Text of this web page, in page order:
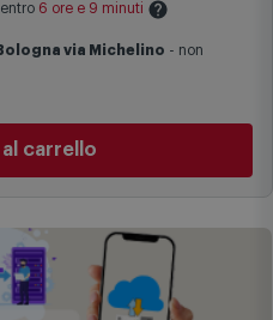
6 ore e 9 minuti
una stima approssimativa
in possesso di Comet.
consegna nei periodi
eccezionali).
dalla data di uscita indicata
via Michelino - non
carrello